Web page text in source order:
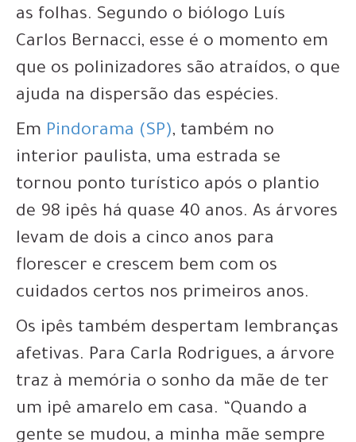
as folhas. Segundo o biólogo Luís
Carlos Bernacci, esse é o momento em
que os polinizadores são atraídos, o que
ajuda na dispersão das espécies.
Em Pindorama (SP), também no
interior paulista, uma estrada se
tornou ponto turístico após o plantio
de 98 ipês há quase 40 anos. As árvores
levam de dois a cinco anos para
florescer e crescem bem com os
cuidados certos nos primeiros anos.
Os ipês também despertam lembranças
afetivas. Para Carla Rodrigues, a árvore
traz à memória o sonho da mãe de ter
um ipê amarelo em casa. “Quando a
gente se mudou, a minha mãe sempre